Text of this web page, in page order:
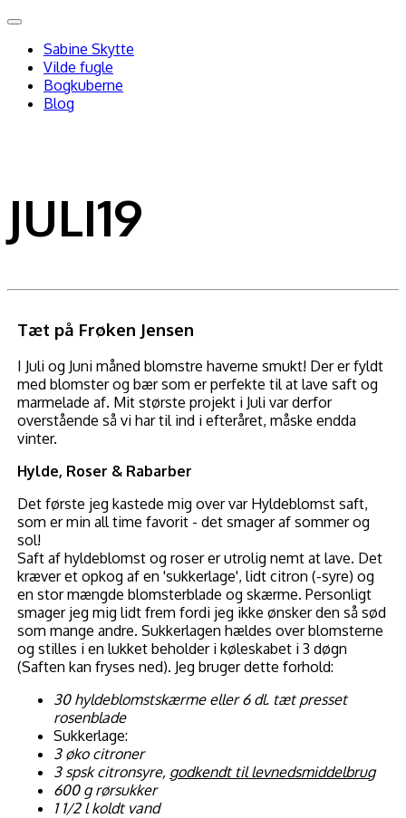
Skip
contentSabine Skytte
Vilde fugle
Bogkuberne
Blog
JULI19
Tæt på Frøken Jensen
I Juli og Juni måned blomstre haverne smukt! Der er fyldt
med blomster og bær som er perfekte til at lave saft og
marmelade af. Mit største projekt i Juli var derfor
overstående så vi har til ind i efteråret, måske endda
vinter.
Hylde, Roser & Rabarber
Det første jeg kastede mig over var Hyldeblomst saft,
som er min all time favorit - det smager af sommer og
sol!
Saft af hyldeblomst og roser er utrolig nemt at lave. Det
kræver et opkog af en 'sukkerlage', lidt citron (-syre) og
en stor mængde blomsterblade og skærme. Personligt
smager jeg mig lidt frem fordi jeg ikke ønsker den så sød
som mange andre. Sukkerlagen hældes over blomsterne
og stilles i en lukket beholder i køleskabet i 3 døgn
(Saften kan fryses ned). Jeg bruger dette forhold:
30 hyldeblomstskærme eller 6 dl. tæt presset
rosenblade
Sukkerlage:
3 øko citroner
3 spsk citronsyre, godkendt til levnedsmiddelbrug
600 g rørsukker
1 1/2 l koldt vand